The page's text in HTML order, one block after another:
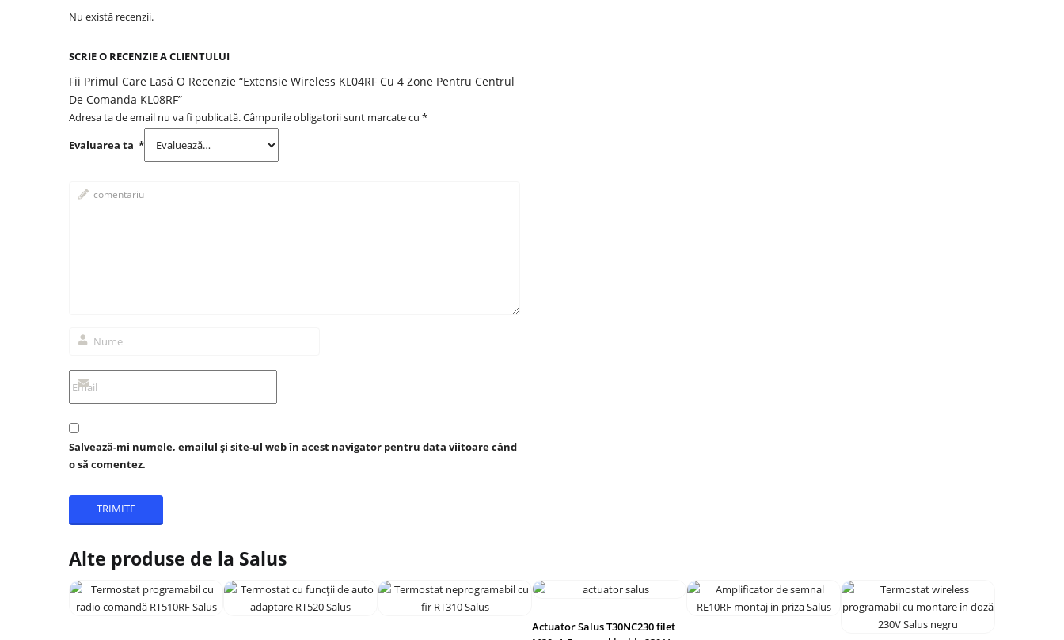
Nu există recenzii.
SCRIE O RECENZIE A CLIENTULUI
Fii Primul Care Lasă O Recenzie “Extensie Wireless KL04RF Cu 4 Zone Pentru Centrul
De Comanda KL08RF”
Adresa ta de email nu va fi publicată.Câmpurile obligatorii sunt marcate cu *
Evaluarea ta *
Salvează-mi numele, emailul și site-ul web în acest navigator pentru data viitoare când
o să comentez.
Alte produse de la Salus
Actuator Salus T30NC230 filet